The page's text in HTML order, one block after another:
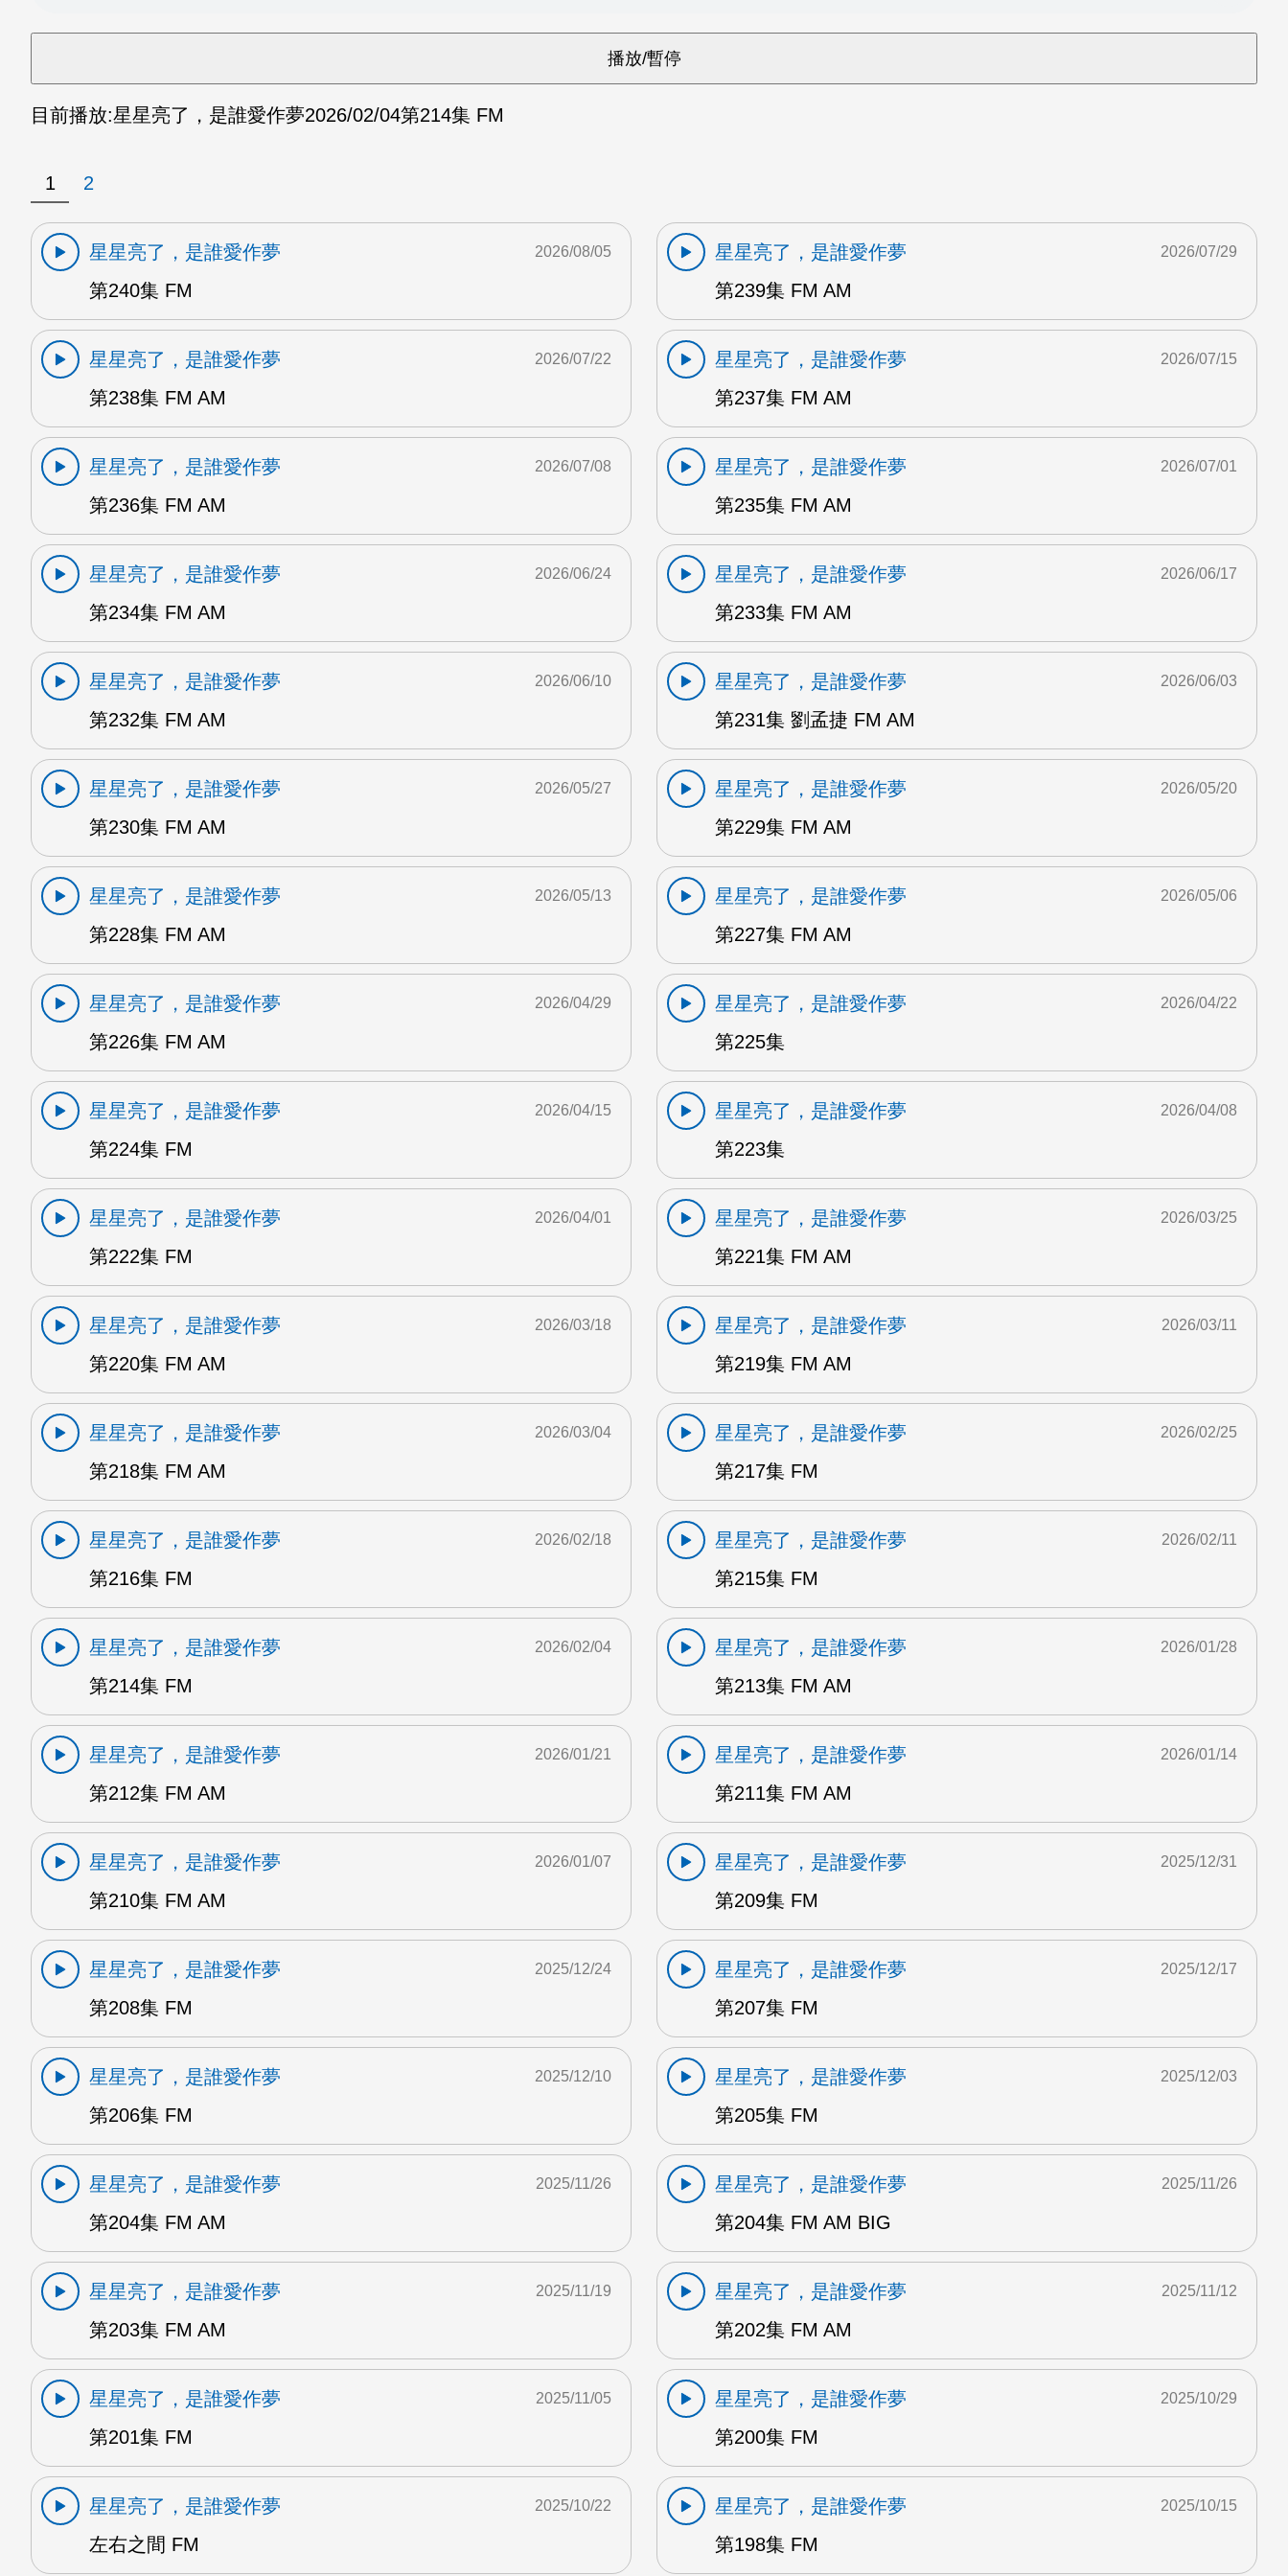
目前播放:星星亮了，是誰愛作夢2026/02/04第214集 FM
1 2
星星亮了，是誰愛作夢
第240集 FM
2026/08/05
星星亮了，是誰愛作夢
第239集 FM AM
2026/07/29
星星亮了，是誰愛作夢
第238集 FM AM
2026/07/22
星星亮了，是誰愛作夢
第237集 FM AM
2026/07/15
星星亮了，是誰愛作夢
第236集 FM AM
2026/07/08
星星亮了，是誰愛作夢
第235集 FM AM
2026/07/01
星星亮了，是誰愛作夢
第234集 FM AM
2026/06/24
星星亮了，是誰愛作夢
第233集 FM AM
2026/06/17
星星亮了，是誰愛作夢
第232集 FM AM
2026/06/10
星星亮了，是誰愛作夢
第231集 劉孟捷 FM AM
2026/06/03
星星亮了，是誰愛作夢
第230集 FM AM
2026/05/27
星星亮了，是誰愛作夢
第229集 FM AM
2026/05/20
星星亮了，是誰愛作夢
第228集 FM AM
2026/05/13
星星亮了，是誰愛作夢
第227集 FM AM
2026/05/06
星星亮了，是誰愛作夢
第226集 FM AM
2026/04/29
星星亮了，是誰愛作夢
第225集
2026/04/22
星星亮了，是誰愛作夢
第224集 FM
2026/04/15
星星亮了，是誰愛作夢
第223集
2026/04/08
星星亮了，是誰愛作夢
第222集 FM
2026/04/01
星星亮了，是誰愛作夢
第221集 FM AM
2026/03/25
星星亮了，是誰愛作夢
第220集 FM AM
2026/03/18
星星亮了，是誰愛作夢
第219集 FM AM
2026/03/11
星星亮了，是誰愛作夢
第218集 FM AM
2026/03/04
星星亮了，是誰愛作夢
第217集 FM
2026/02/25
星星亮了，是誰愛作夢
第216集 FM
2026/02/18
星星亮了，是誰愛作夢
第215集 FM
2026/02/11
星星亮了，是誰愛作夢
第214集 FM
2026/02/04
星星亮了，是誰愛作夢
第213集 FM AM
2026/01/28
星星亮了，是誰愛作夢
第212集 FM AM
2026/01/21
星星亮了，是誰愛作夢
第211集 FM AM
2026/01/14
星星亮了，是誰愛作夢
第210集 FM AM
2026/01/07
星星亮了，是誰愛作夢
第209集 FM
2025/12/31
星星亮了，是誰愛作夢
第208集 FM
2025/12/24
星星亮了，是誰愛作夢
第207集 FM
2025/12/17
星星亮了，是誰愛作夢
第206集 FM
2025/12/10
星星亮了，是誰愛作夢
第205集 FM
2025/12/03
星星亮了，是誰愛作夢
第204集 FM AM
2025/11/26
星星亮了，是誰愛作夢
第204集 FM AM BIG
2025/11/26
星星亮了，是誰愛作夢
第203集 FM AM
2025/11/19
星星亮了，是誰愛作夢
第202集 FM AM
2025/11/12
星星亮了，是誰愛作夢
第201集 FM
2025/11/05
星星亮了，是誰愛作夢
第200集 FM
2025/10/29
星星亮了，是誰愛作夢
左右之間 FM
2025/10/22
星星亮了，是誰愛作夢
第198集 FM
2025/10/15